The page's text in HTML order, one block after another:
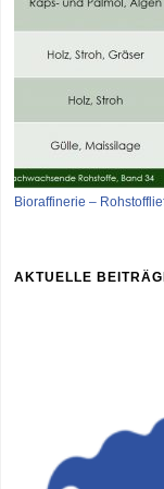
Bioraffinerie –
AKTUELLE